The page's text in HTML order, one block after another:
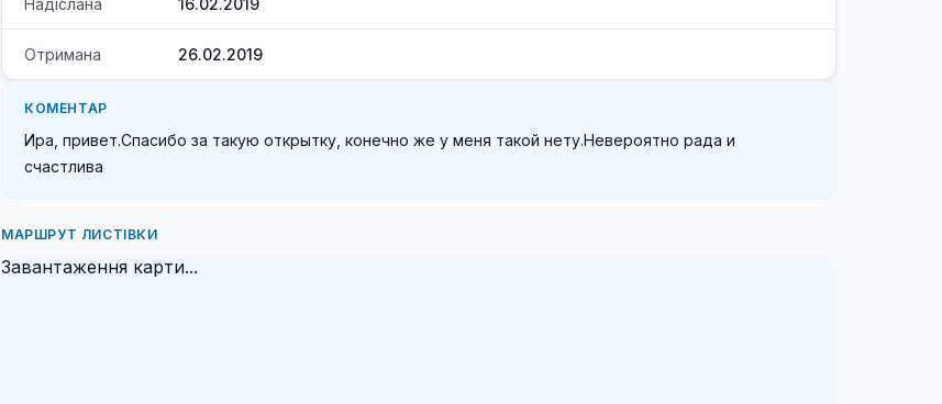
Надіслана 16.02.2019
Отримана 26.02.2019
КОМЕНТАР
Ира, привет.Спасибо за такую открытку, конечно же у меня такой нету.Невероятно рада и
счастлива
МАРШРУТ ЛИСТІВКИ
Завантаження карти...